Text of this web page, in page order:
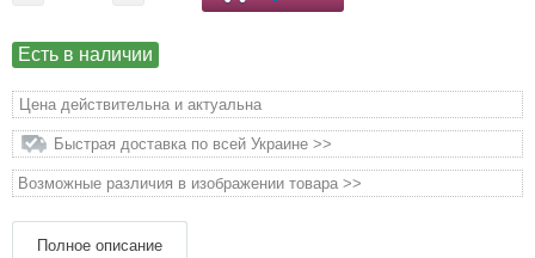
Есть в наличии
Цена действительна и актуальна
Быстрая доставка по всей Украине >>
Возможные различия в изображении товара >>
Полное описание
Товары для грызунов
Товары для лошадей
Товары для людей
Хозряд - хозтовары оптом